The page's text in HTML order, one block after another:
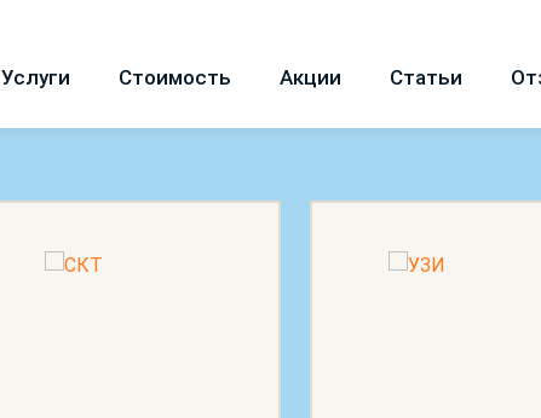
Услуги Стоимость Акции Статьи